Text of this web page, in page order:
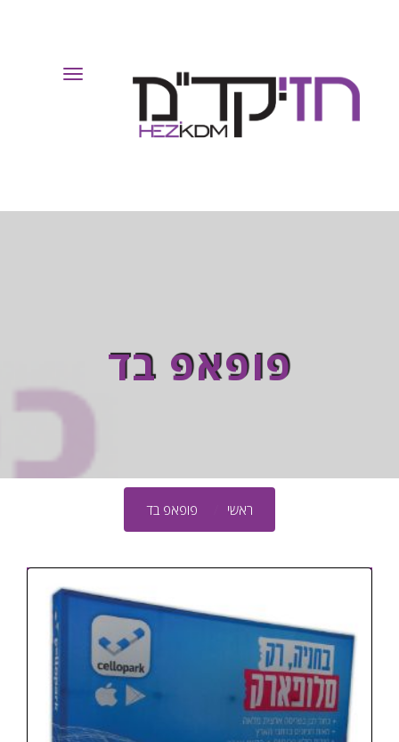
Toggle
פופאפ בד
ראשי פופאפ בד